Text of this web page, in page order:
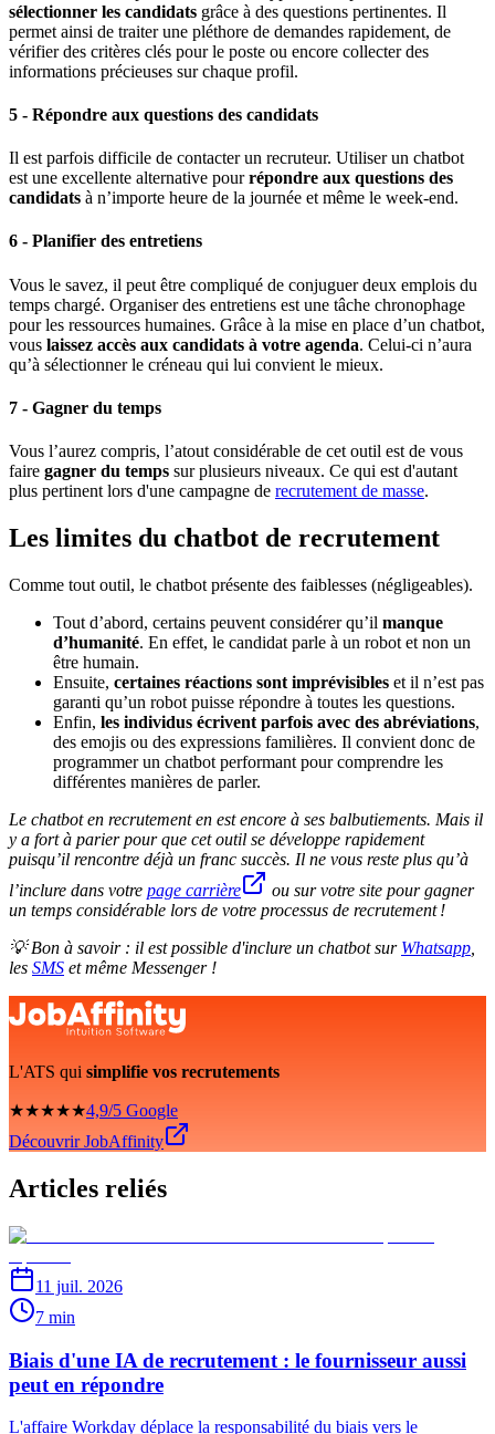
sélectionner les candidats grâce à des questions pertinentes. Il
permet ainsi de traiter une pléthore de demandes rapidement, de
vérifier des critères clés pour le poste ou encore collecter des
informations précieuses sur chaque profil.
5 - Répondre aux questions des candidats
Il est parfois difficile de contacter un recruteur. Utiliser un chatbot
est une excellente alternative pourrépondre aux questions des
candidats à n’importe heure de la journée et même le week-end.
6 - Planifier des entretiens
Vous le savez, il peut être compliqué de conjuguer deux emplois du
temps chargé. Organiser des entretiens est une tâche chronophage
pour les ressources humaines. Grâce à la mise en place d’un chatbot,
vous laissez accès aux candidats à votre agenda. Celui-ci n’aura
qu’à sélectionner le créneau qui lui convient le mieux.
7 - Gagner du temps
Vous l’aurez compris, l’atout considérable de cet outil est de vous
faire gagner du temps sur plusieurs niveaux. Ce qui est d'autant
plus pertinent lors d'une campagne de recrutement de masse.
Les limites du chatbot de recrutement
Comme tout outil, le chatbot présente des faiblesses (négligeables).
Tout d’abord, certains peuvent considérer qu’il manque
d’humanité. En effet, le candidat parle à un robot et non un
être humain.
Ensuite, certaines réactions sont imprévisibles et il n’est pas
garanti qu’un robot puisse répondre à toutes les questions.
Enfin, les individus écrivent parfois avec des abréviations,
des emojis ou des expressions familières. Il convient donc de
programmer un chatbot performant pour comprendre les
différentes manières de parler.
Le chatbot en recrutement en est encore à ses balbutiements. Mais il
y a fort à parier pour que cet outil se développe rapidement
puisqu’il rencontre déjà un franc succès. Il ne vous reste plus qu’à
l’inclure dans votre page carrière
ou sur votre site pour gagner
un temps considérable lors de votre processus de recrutement !
💡 Bon à savoir : il est possible d'inclure un chatbot sur Whatsapp
les SMS et même Messenger !
L'ATS qui simplifie vos recrutements
★★★★★4,9/5 Google
Découvrir JobAffinity
Articles reliés
11 juil. 2026
7 min
Biais d'une IA de recrutement : le fournisseur aussi
peut en répondre
L'affaire Workday déplace la responsabilité du biais vers le